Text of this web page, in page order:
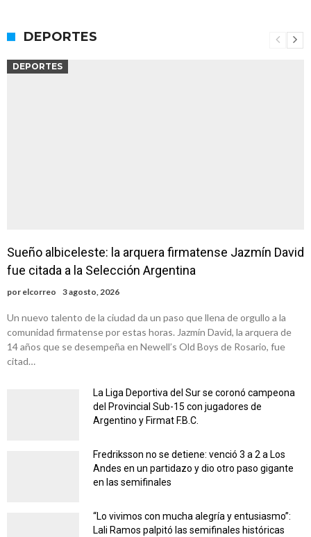
DEPORTES
DEPORTES
Sueño albiceleste: la arquera firmatense Jazmín David
fue citada a la Selección Argentina
por elcorreo 3 agosto, 2026
Un nuevo talento de la ciudad da un paso que llena de orgullo a la
comunidad firmatense por estas horas. Jazmín David, la arquera de
14 años que se desempeña en Newell’s Old Boys de Rosario, fue
citad…
La Liga Deportiva del Sur se coronó campeona
del Provincial Sub-15 con jugadores de
Argentino y Firmat F.B.C.
Fredriksson no se detiene: venció 3 a 2 a Los
Andes en un partidazo y dio otro paso gigante
en las semifinales
“Lo vivimos con mucha alegría y entusiasmo”:
Lali Ramos palpitó las semifinales históricas